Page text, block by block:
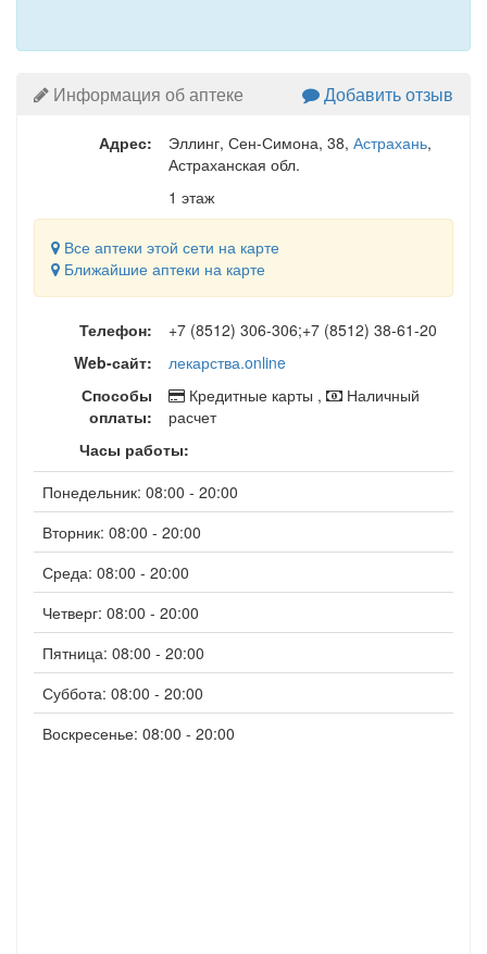
Информация об аптеке Добавить отзыв
Адрес: Эллинг, Сен-Симона, 38, Астрахань,
Астраханская обл.
1 этаж
Все аптеки этой сети на карте
Ближайшие аптеки на карте
Телефон:
+7 (8512) 306-306;+7 (8512) 38-61-20
Web-сайт:
лекарства.online
Способы
оплаты:
Кредитные карты ,
Наличный
расчет
Часы работы:
Понедельник: 08:00 - 20:00
Вторник: 08:00 - 20:00
Среда: 08:00 - 20:00
Четверг: 08:00 - 20:00
Пятница: 08:00 - 20:00
Суббота: 08:00 - 20:00
Воскресенье: 08:00 - 20:00